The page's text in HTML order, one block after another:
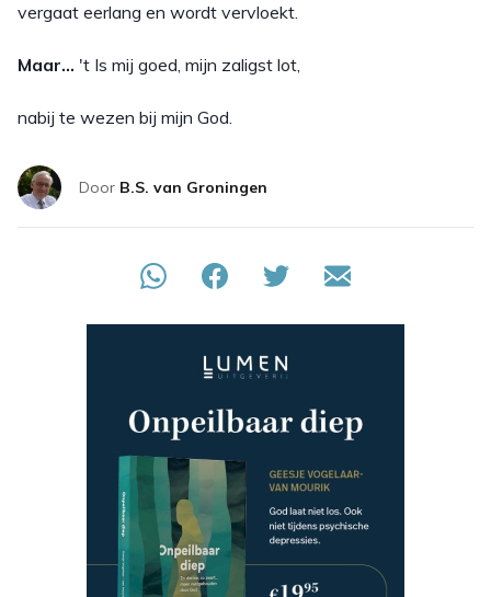
vergaat eerlang en wordt vervloekt.
Maar… 't Is mij goed, mijn zaligst lot,
nabij te wezen bij mijn God.
Door B.S. van Groningen